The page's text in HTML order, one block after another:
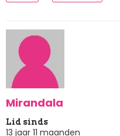
Mirandala
Lid sinds
13 jaar 11 maanden